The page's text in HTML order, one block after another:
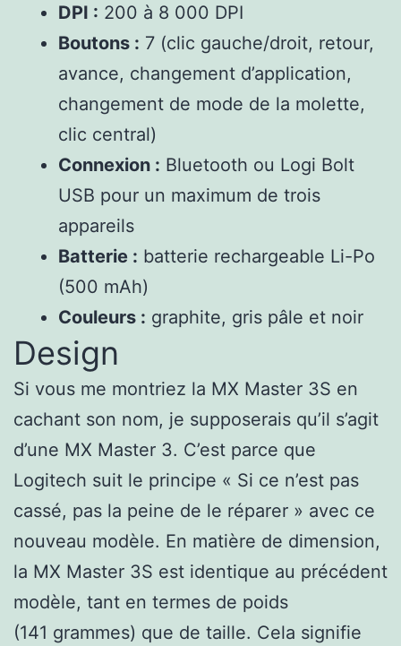
DPI : 200 à 8 000 DPI
Boutons : 7 (clic gauche/droit, retour,
avance, changement d’application,
changement de mode de la molette,
clic central)
Connexion : Bluetooth ou Logi Bolt
USB pour un maximum de trois
appareils
Batterie : batterie rechargeable Li-Po
(500 mAh)
Couleurs : graphite, gris pâle et noir
Design
Si vous me montriez la MX Master 3S en
cachant son nom, je supposerais qu’il s’agit
d’une MX Master 3. C’est parce que
Logitech suit le principe « Si ce n’est pas
cassé, pas la peine de le réparer » avec ce
nouveau modèle. En matière de dimension,
la MX Master 3S est identique au précédent
modèle, tant en termes de poids
(141 grammes) que de taille. Cela signifie